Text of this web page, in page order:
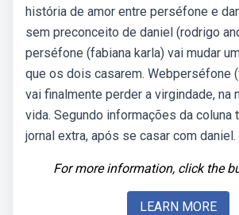
história de amor entre perséfone e
sem preconceito de daniel (rodrigo
perséfone (fabiana karla) vai mudar
que os dois casarem. Webperséfone
vai finalmente perder a virgindade, na
vida. Segundo informações da coluna
jornal extra, após se casar com daniel.
For more information, click the
LEARN MORE